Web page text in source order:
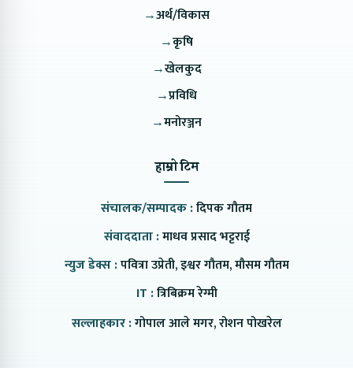
→अर्थ/विकास
→कृषि
→खेलकुद
→प्रविधि
→मनोरञ्जन
हाम्रो टिम
संचालक/सम्पादक :दिपक गौतम
संवाददाता :माधव प्रसाद भट्टराई
न्युज डेक्स :पवित्रा उप्रेती, इश्वर गौतम, मौसम गौतम
IT :त्रिबिक्रम रेग्मी
सल्लाहकार :गोपाल आले मगर, रोशन पोखरेल